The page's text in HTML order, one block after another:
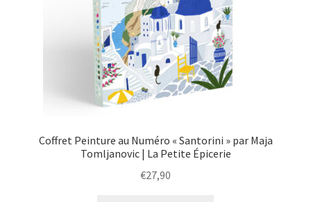
Coffret Peinture au Numéro « Santorini » par Maja
Tomljanovic | La Petite Épicerie
€27,90